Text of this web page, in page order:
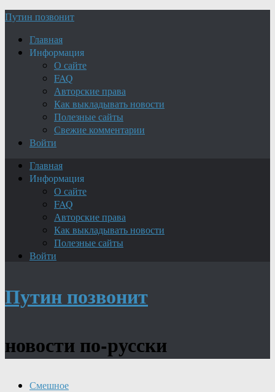
Путин позвонит
Главная
Информация
О сайте
FAQ
Авторские права
Как выкладывать новости
Полезные сайты
Свежие комментарии
Войти
Главная
Информация
О сайте
FAQ
Авторские права
Как выкладывать новости
Полезные сайты
Войти
Путин позвонит
новости по-русски
Смешное